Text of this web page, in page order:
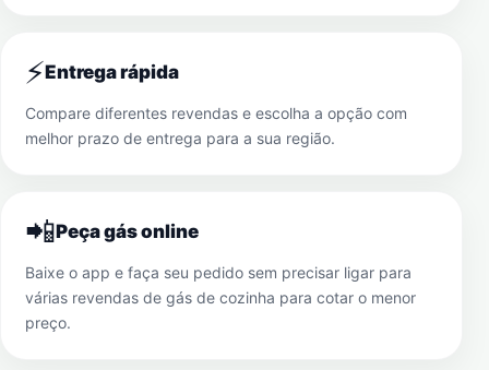
⚡Entrega rápida
Compare diferentes revendas e escolha a opção com
melhor prazo de entrega para a sua região.
📲Peça gás online
Baixe o app e faça seu pedido sem precisar ligar para
várias revendas de gás de cozinha para cotar o menor
preço.